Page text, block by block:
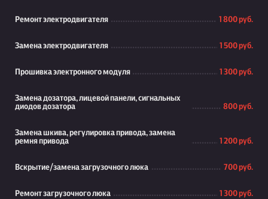
Ремонт электродвигателя 1 800 руб.
Замена электродвигателя 1 500 руб.
Прошивка электронного модуля 1 300 руб.
Замена дозатора, лицевой панели, сигнальных
диодов дозатора
800 руб.
Замена шкива, регулировка привода, замена
ремня привода
1 200 руб.
Вскрытие/замена загрузочного люка 700 руб.
Ремонт загрузочного люка 1 300 руб.